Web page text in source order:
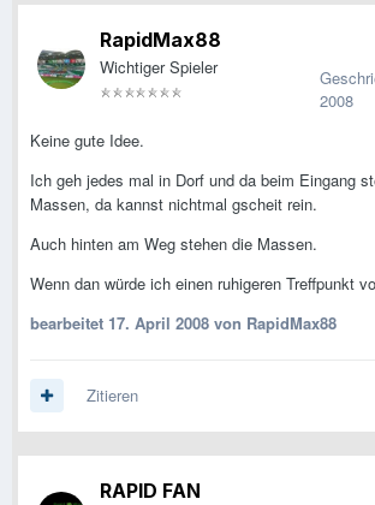
RapidMax88
Wichtiger Spieler
2008
Keine gute Idee.
Ich geh jedes mal in Dorf und da beim Eingang
Massen, da kannst nichtmal gscheit rein.
Auch hinten am Weg stehen die Massen.
Wenn dan würde ich einen ruhigeren Treffpunkt
bearbeitet 17. April 2008 von RapidMax88
Zitieren
RAPID FAN